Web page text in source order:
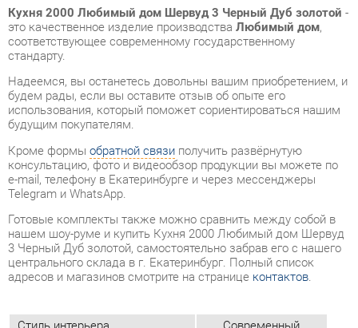
будем рады, если вы оставите отзыв об опыте его
использования, который поможет сориентироваться нашим
будущим покупателям.
Кроме формы
консультацию, фото и видеообзор продукции вы можете по
e-mail, телефону в Екатеринбурге и через мессенджеры
Telegram и WhatsApp.
Готовые комплекты также можно сравнить между собой в
3 Черный Дуб золотой, самостоятельно забрав его с нашего
центрального склада в г. Екатеринбург. Полный список
адресов и магазинов смотрите на страницеконтактов.
Стиль интерьера Современный
Угловой модуль
Есть
Шкаф под встроенную технику
Есть
Класс (кухни)
Медиум